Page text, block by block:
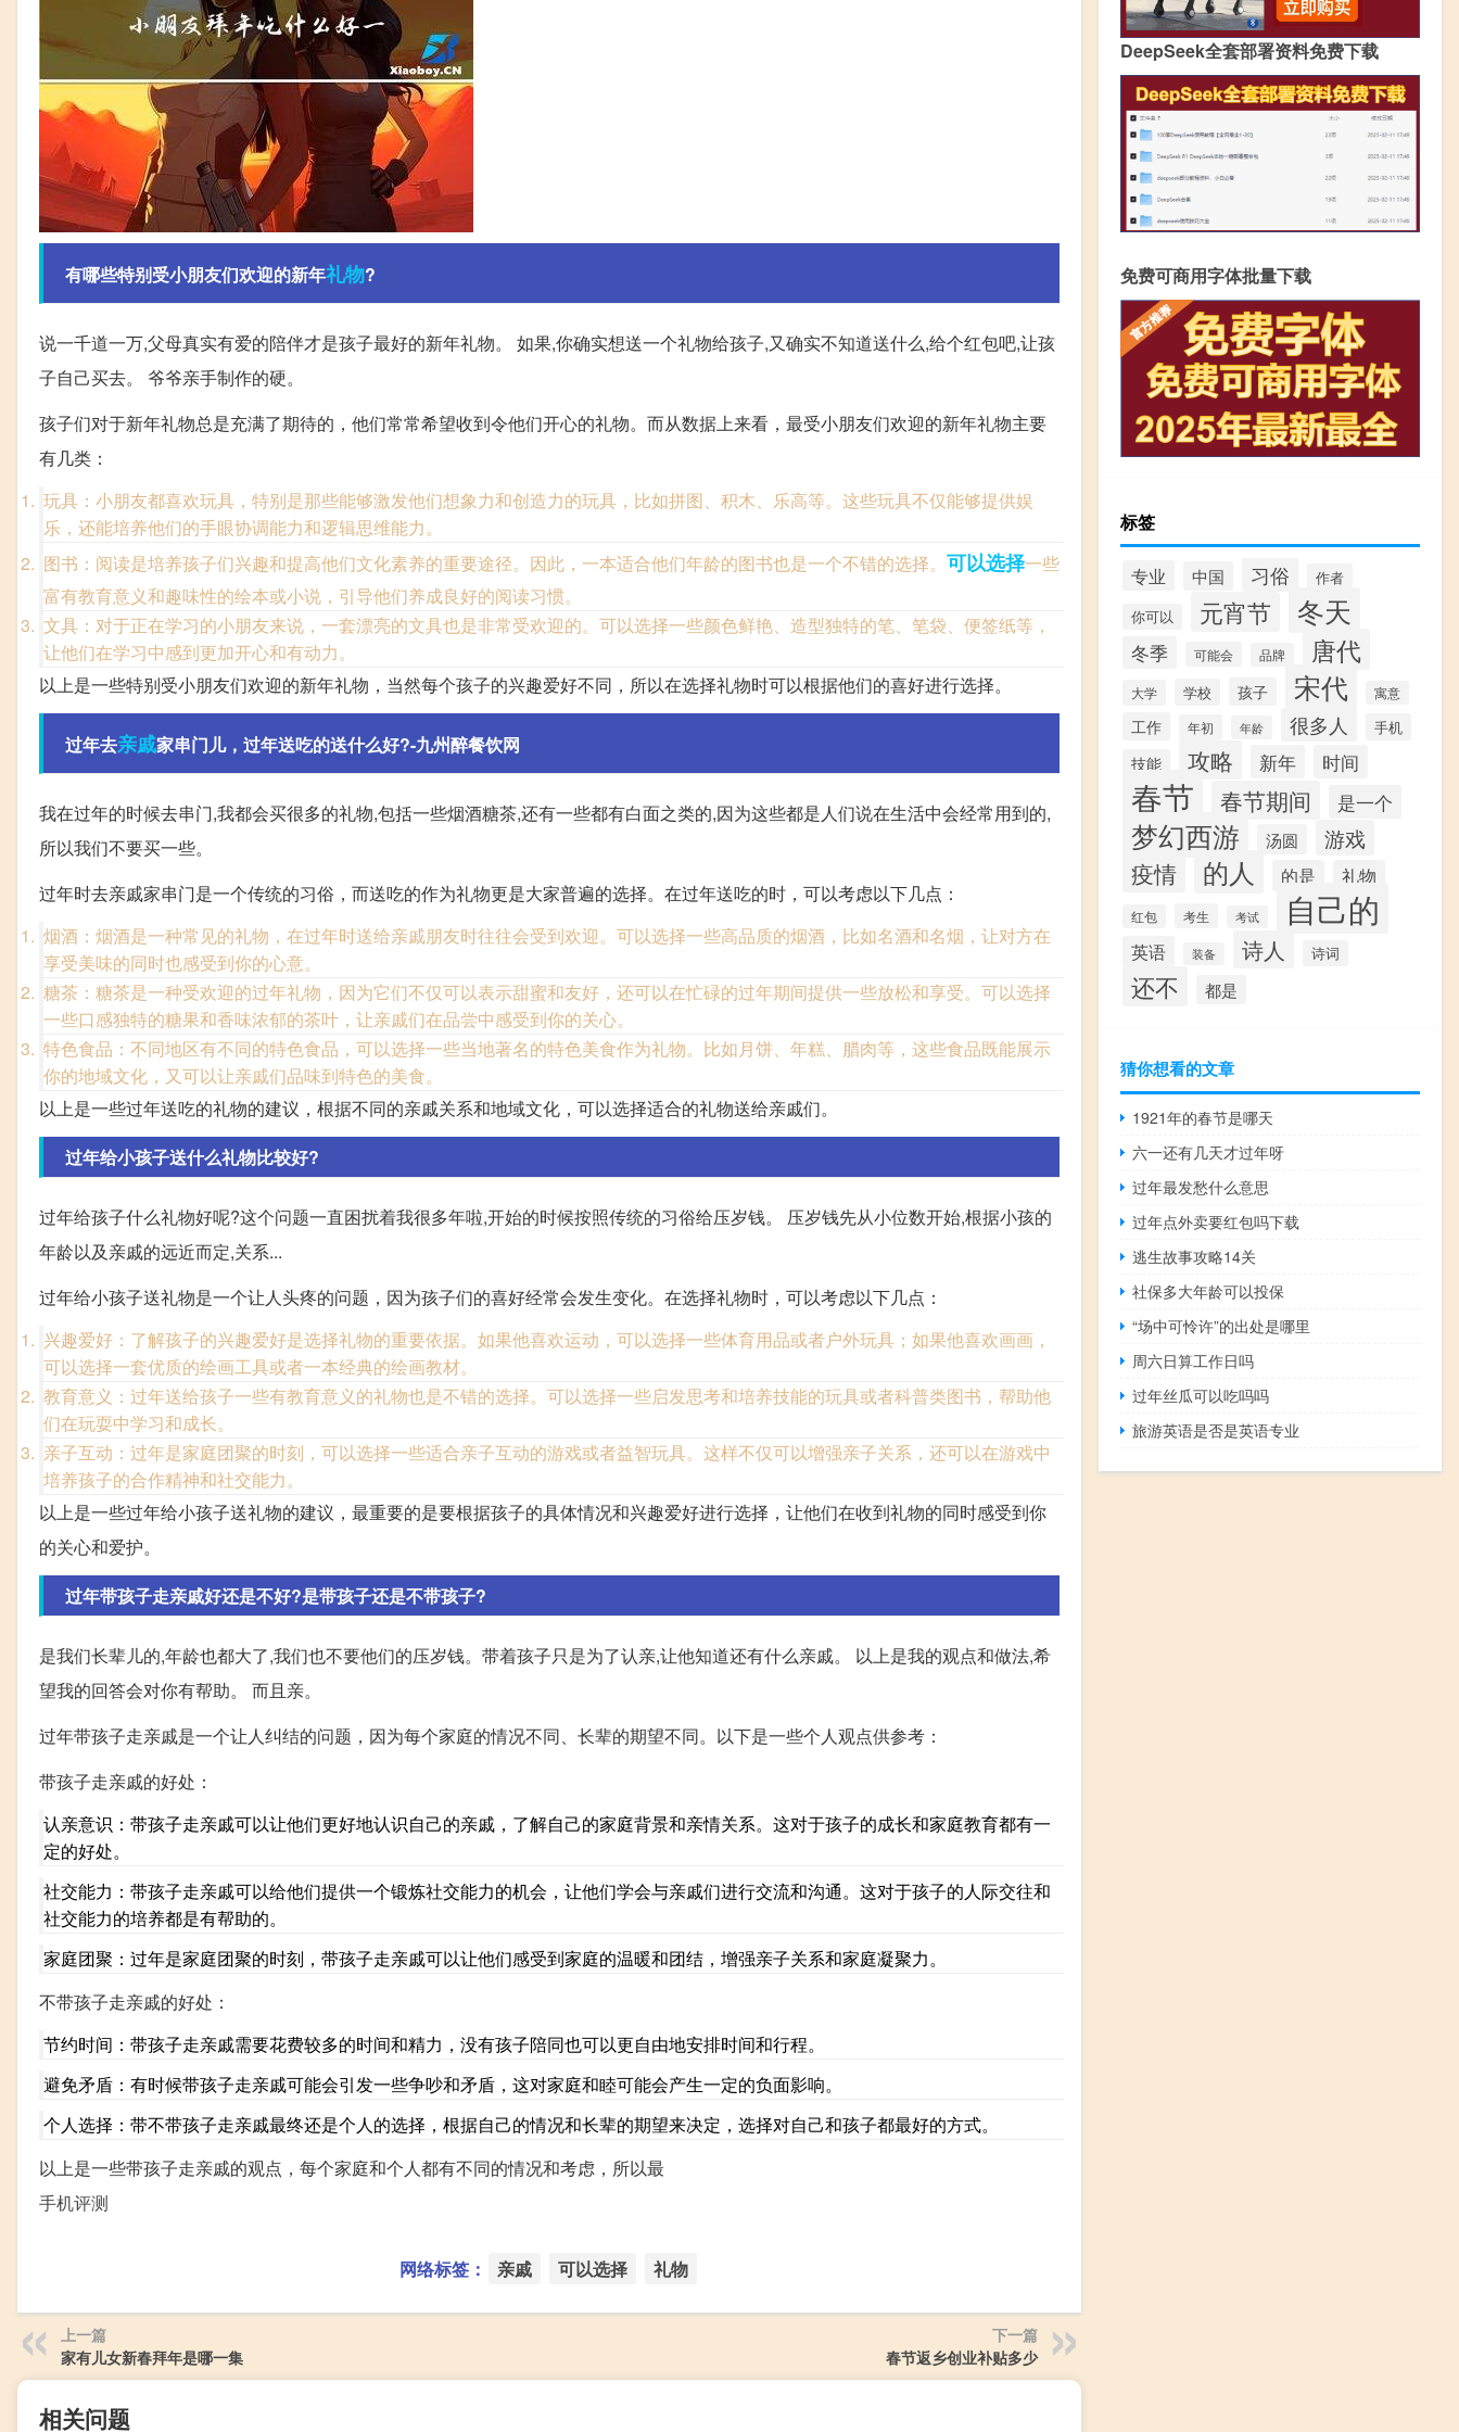
有哪些特别受小朋友们欢迎的新年礼物?
说一千道一万,父母真实有爱的陪伴才是孩子最好的新年礼物。 如果,你确实想送一个礼物给孩子,又确实不知道送什么,给个红包吧,让孩
子自己买去。 爷爷亲手制作的硬。
孩子们对于新年礼物总是充满了期待的，他们常常希望收到令他们开心的礼物。而从数据上来看，最受小朋友们欢迎的新年礼物主要
有几类：
玩具：小朋友都喜欢玩具，特别是那些能够激发他们想象力和创造力的玩具，比如拼图、积木、乐高等。这些玩具不仅能够提供娱
乐，还能培养他们的手眼协调能力和逻辑思维能力。
图书：阅读是培养孩子们兴趣和提高他们文化素养的重要途径。因此，一本适合他们年龄的图书也是一个不错的选择。 可以选择一些
富有教育意义和趣味性的绘本或小说，引导他们养成良好的阅读习惯。
文具：对于正在学习的小朋友来说，一套漂亮的文具也是非常受欢迎的。可以选择一些颜色鲜艳、造型独特的笔、笔袋、便签纸等，
让他们在学习中感到更加开心和有动力。
以上是一些特别受小朋友们欢迎的新年礼物，当然每个孩子的兴趣爱好不同，所以在选择礼物时可以根据他们的喜好进行选择。
过年去亲戚家串门儿，过年送吃的送什么好?-九州醉餐饮网
我在过年的时候去串门,我都会买很多的礼物,包括一些烟酒糖茶,还有一些都有白面之类的,因为这些都是人们说在生活中会经常用到的,
所以我们不要买一些。
过年时去亲戚家串门是一个传统的习俗，而送吃的作为礼物更是大家普遍的选择。在过年送吃的时，可以考虑以下几点：
烟酒：烟酒是一种常见的礼物，在过年时送给亲戚朋友时往往会受到欢迎。可以选择一些高品质的烟酒，比如名酒和名烟，让对方在
享受美味的同时也感受到你的心意。
糖茶：糖茶是一种受欢迎的过年礼物，因为它们不仅可以表示甜蜜和友好，还可以在忙碌的过年期间提供一些放松和享受。可以选择
一些口感独特的糖果和香味浓郁的茶叶，让亲戚们在品尝中感受到你的关心。
特色食品：不同地区有不同的特色食品，可以选择一些当地著名的特色美食作为礼物。比如月饼、年糕、腊肉等，这些食品既能展示
你的地域文化，又可以让亲戚们品味到特色的美食。
以上是一些过年送吃的礼物的建议，根据不同的亲戚关系和地域文化，可以选择适合的礼物送给亲戚们。
过年给小孩子送什么礼物比较好?
过年给孩子什么礼物好呢?这个问题一直困扰着我很多年啦,开始的时候按照传统的习俗给压岁钱。 压岁钱先从小位数开始,根据小孩的
年龄以及亲戚的远近而定,关系...
过年给小孩子送礼物是一个让人头疼的问题，因为孩子们的喜好经常会发生变化。在选择礼物时，可以考虑以下几点：
兴趣爱好：了解孩子的兴趣爱好是选择礼物的重要依据。如果他喜欢运动，可以选择一些体育用品或者户外玩具；如果他喜欢画画，
可以选择一套优质的绘画工具或者一本经典的绘画教材。
教育意义：过年送给孩子一些有教育意义的礼物也是不错的选择。可以选择一些启发思考和培养技能的玩具或者科普类图书，帮助他
们在玩耍中学习和成长。
亲子互动：过年是家庭团聚的时刻，可以选择一些适合亲子互动的游戏或者益智玩具。这样不仅可以增强亲子关系，还可以在游戏中
培养孩子的合作精神和社交能力。
以上是一些过年给小孩子送礼物的建议，最重要的是要根据孩子的具体情况和兴趣爱好进行选择，让他们在收到礼物的同时感受到你
的关心和爱护。
过年带孩子走亲戚好还是不好?是带孩子还是不带孩子?
是我们长辈儿的,年龄也都大了,我们也不要他们的压岁钱。带着孩子只是为了认亲,让他知道还有什么亲戚。 以上是我的观点和做法,希
望我的回答会对你有帮助。 而且亲。
过年带孩子走亲戚是一个让人纠结的问题，因为每个家庭的情况不同、长辈的期望不同。以下是一些个人观点供参考：
带孩子走亲戚的好处：
认亲意识：带孩子走亲戚可以让他们更好地认识自己的亲戚，了解自己的家庭背景和亲情关系。这对于孩子的成长和家庭教育都有一
定的好处。
社交能力：带孩子走亲戚可以给他们提供一个锻炼社交能力的机会，让他们学会与亲戚们进行交流和沟通。这对于孩子的人际交往和
社交能力的培养都是有帮助的。
家庭团聚：过年是家庭团聚的时刻，带孩子走亲戚可以让他们感受到家庭的温暖和团结，增强亲子关系和家庭凝聚力。
不带孩子走亲戚的好处：
节约时间：带孩子走亲戚需要花费较多的时间和精力，没有孩子陪同也可以更自由地安排时间和行程。
避免矛盾：有时候带孩子走亲戚可能会引发一些争吵和矛盾，这对家庭和睦可能会产生一定的负面影响。
个人选择：带不带孩子走亲戚最终还是个人的选择，根据自己的情况和长辈的期望来决定，选择对自己和孩子都最好的方式。
以上是一些带孩子走亲戚的观点，每个家庭和个人都有不同的情况和考虑，所以最
手机评测
网络标签： 亲戚 可以选择 礼物
上一篇
家有儿女新春拜年是哪一集
下一篇
春节返乡创业补贴多少
相关问题
DeepSeek全套部署资料免费下载
免费可商用字体批量下载
标签
专业 中国 习俗 作者
你可以 元宵节 冬天
冬季 可能会 品牌 唐代
大学 学校 孩子 宋代 寓意
工作 年初 年龄 很多人 手机
技能 攻略 新年 时间
春节 春节期间 是一个
梦幻西游 汤圆 游戏
疫情 的人 的是 礼物
红包 考生 考试 自己的
英语 装备 诗人 诗词
还不 都是
猜你想看的文章
1921年的春节是哪天
六一还有几天才过年呀
过年最发愁什么意思
过年点外卖要红包吗下载
逃生故事攻略14关
社保多大年龄可以投保
“场中可怜许”的出处是哪里
周六日算工作日吗
过年丝瓜可以吃吗吗
旅游英语是否是英语专业